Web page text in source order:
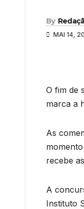
By
MAI 14,
O fim de
marca a
As
recebe
A
Instituto